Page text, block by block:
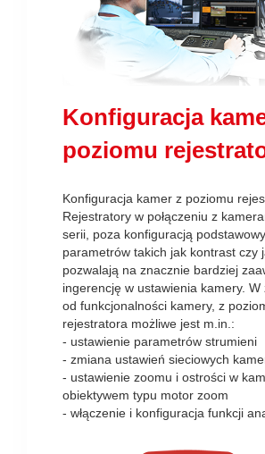
Konfiguracja
poziomu
Konfiguracja kamer z poziomu
Rejestratory w połączeniu z
serii, poza konfiguracją
parametrów takich jak kontrast czy
pozwalają na znacznie bardziej
ingerencję w ustawienia kamery. W
od funkcjonalności kamery, z
rejestratora możliwe jest m.in.:
- ustawienie parametrów strumieni
- zmiana ustawień sieciowych
- ustawienie zoomu i ostrości w
obiektywem typu motor zoom
- włączenie i konfiguracja funkcji